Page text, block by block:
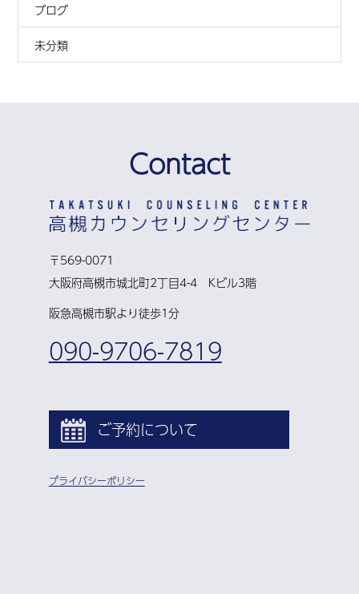
ブログ
未分類
Contact
〒569-0071
大阪府高槻市城北町2丁目4-4 Kビル3階
阪急高槻市駅より徒歩1分
090-9706-7819
ご予約について
プライバシーポリシー